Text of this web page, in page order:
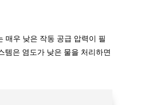
매우 낮은 작동 공급 압력이 필
템은 염도가 낮은 물을 처리하면